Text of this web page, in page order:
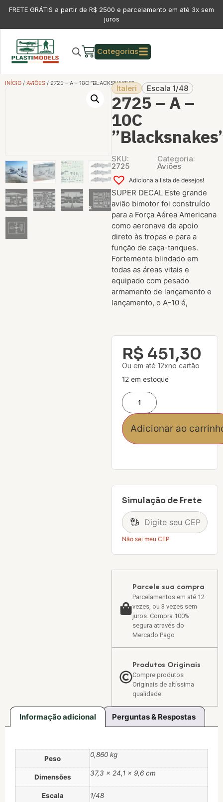
FRETE GRÁTIS a partir de R$ 2500 e parcelamento em até 3x sem
juros
Categorias
INÍCIO / AVIÕES / 2725 – A – 10C ”BLACKSNAKES”
Italeri Escala 1/48
2725 – A –
10C
SKU:
2725
Categoria:
Aviões
Adiciona a lista de desejos!
SUPER DECAL Este grande
avião bimotor foi construído
para a Força Aérea Americana
como aeronave de apoio
direto às tropas e para a
função de caça-tanques.
Fortemente blindado em
todas as áreas vitais e
equipado com pesado
armamento de lançamento e
lançamento, o A-10 é,
R$ 451,30
Ou em até 12xno cartão
12 em estoque
Adicionar ao
Simulação de Frete
Não sei meu CEP
Parcele sua compra
Parcelamentos em até 12
vezes, ou 3 vezes sem
juros. Compra 100%
segura através do
Mercado Pago
Produtos Originais
Compre produtos
Originais de altíssima
qualidade.
Informação adicional Perguntas & Respostas
Peso 0,860 kg
Dimensões 37,3 × 24,1 × 9,6 cm
Escala 1/48